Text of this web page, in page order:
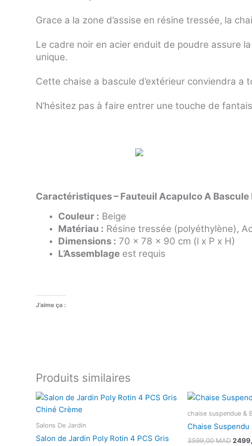
Grace a la zone d’assise en résine tressée, la
Le cadre noir en acier enduit de poudre assure
unique.
Cette chaise a bascule d’extérieur conviendra a
N’hésitez pas à faire entrer une touche de
Caractéristiques – Fauteuil Acapulco A Bascule
Couleur : Beige
Matériau : Résine tressée (polyéthylène),
Dimensions : 70 x 78 x 90 cm (l x P x H)
L’Assemblage est requis
J’aime ça :
Produits similaires
Salons De Jardin
Salon de Jardin Poly Rotin 4 PCS Gris
Le
initial
4999,00 MAD.
Le
chaise suspendue &
Chaise
3599,00MAD
Le
prix
initial